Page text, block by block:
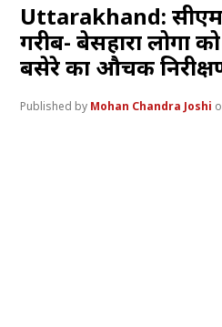
Uttarakhand: सीएम
गरीब- बेसहारा लोगों
बसेरे का औचक
Mohan Chandra Joshi